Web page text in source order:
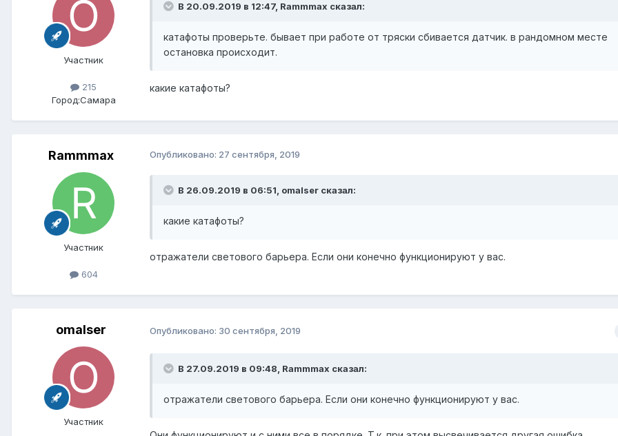
Участник
215
Город:Самара
В 20.09.2019 в 12:47, Rammmax сказал:
катафоты проверьте. бывает при работе от тряски сбивается датчик. в рандомном месте
остановка происходит.
какие катафоты?
Rammmax
Участник
604
Опубликовано: 27 сентября, 2019
В 26.09.2019 в 06:51, omalser сказал:
какие катафоты?
отражатели светового барьера. Если они конечно функционируют у вас.
omalser
Участник
Опубликовано: 30 сентября, 2019
В 27.09.2019 в 09:48, Rammmax сказал:
отражатели светового барьера. Если они конечно функционируют у вас.